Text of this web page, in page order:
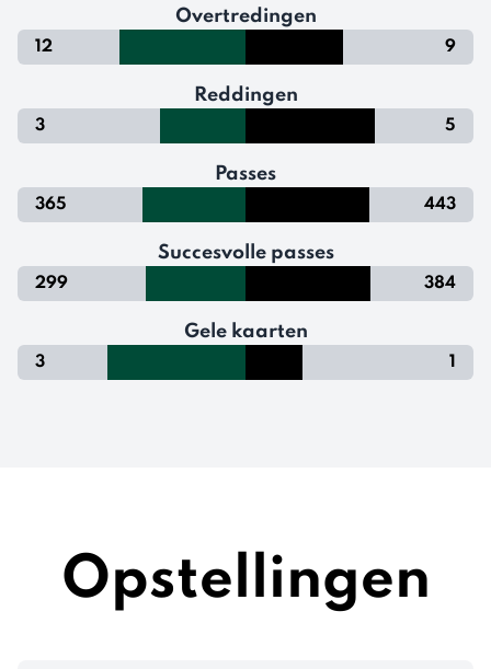
Overtredingen
12 9
Reddingen
3 5
Passes
365 443
Succesvolle passes
299 384
Gele kaarten
3 1
Opstellingen